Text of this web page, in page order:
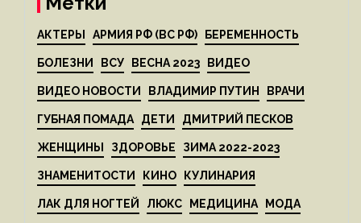
АКТЕРЫ АРМИЯ РФ (ВС РФ) БЕРЕМЕННОСТЬ
БОЛЕЗНИ ВСУ ВЕСНА 2023 ВИДЕО
ВИДЕО НОВОСТИ ВЛАДИМИР ПУТИН ВРАЧИ
ГУБНАЯ ПОМАДА ДЕТИ ДМИТРИЙ ПЕСКОВ
ЖЕНЩИНЫ ЗДОРОВЬЕ ЗИМА 2022-2023
ЗНАМЕНИТОСТИ КИНО КУЛИНАРИЯ
ЛАК ДЛЯ НОГТЕЙ ЛЮКС МЕДИЦИНА МОДА